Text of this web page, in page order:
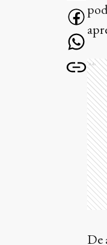
Ads
De